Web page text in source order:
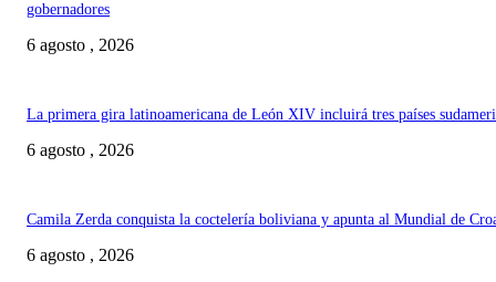
gobernadores
6 agosto , 2026
La primera gira latinoamericana de León XIV incluirá tres países
6 agosto , 2026
Camila Zerda conquista la coctelería boliviana y apunta al Mundial de
6 agosto , 2026